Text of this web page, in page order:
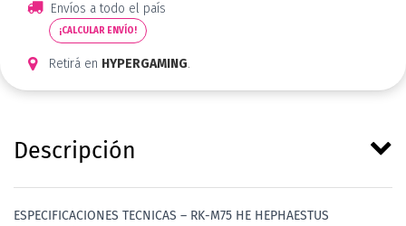
Envíos a todo el país
¡CALCULAR ENVÍO!
Retirá en HYPERGAMING.
Descripción
ESPECIFICACIONES TECNICAS – RK-M75 HE HEPHAESTUS